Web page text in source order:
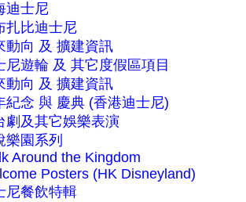
迪士尼
扎比迪士尼
動向 及 擴建資訊
尼遊輪 及 其它度假區項目
動向 及 擴建資訊
紀念 與 慶典 (香港迪士尼)
劇及其它娛樂表演
樂園系列
Around the Kingdom
Posters (HK Disneyland)
尼餐飲特輯